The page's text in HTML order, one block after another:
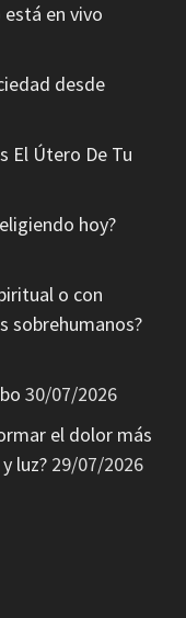
está en vivo
desde
El Útero De Tu
hoy?
o con
sobrehumanos?
30/07/2026
el dolor más
luz? 29/07/2026